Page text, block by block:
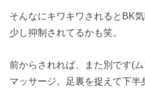
そんなにキワキワされるとBK
少し抑制されてるかも笑。
前からされれば、また別です(
マッサージ。足裏を捉えて下半